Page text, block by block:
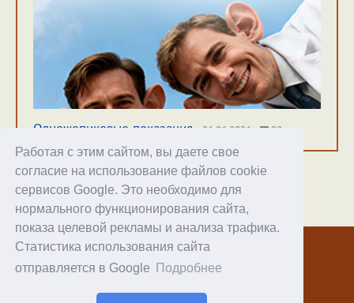
Работая с этим сайтом, вы даете свое
согласие на использование файлов cookie
сервисов Google. Это необходимо для
нормального функционирования сайта,
показа целевой рекламы и анализа трафика.
Статистика использования сайта
отправляется в Google
Подробнее
Одножопиковые показания 26.06.2026 98
Хостинг
© 1998–2026 Alex Exler
Facebook RSS статей